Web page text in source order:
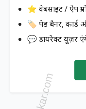
⭐ वेबसाइट / ऐप
🏷️ पेड बैनर, कार्ड
💬 डायरेक्ट यूज़र